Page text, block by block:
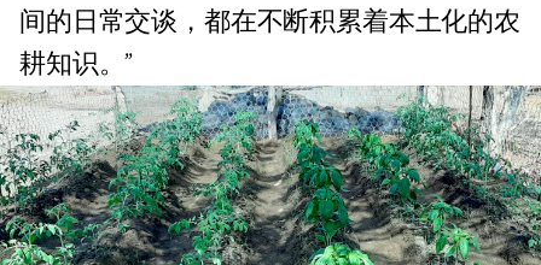
间的日常交谈，都在不断积累着本土化的农
耕知识。”